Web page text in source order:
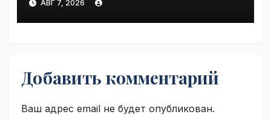
АВГ 7, 2026
Добавить комментарий
Ваш адрес email не будет опубликован.